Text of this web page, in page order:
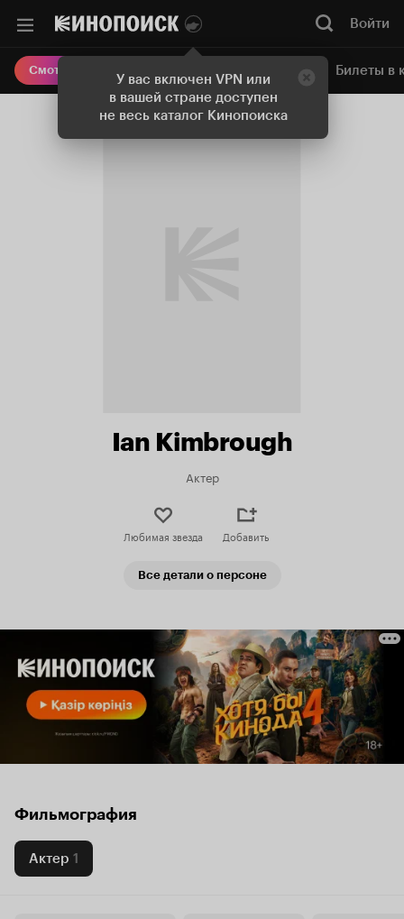
У вас включен VPN или
в вашей стране доступен
не весь каталог Кинопоиска
Войти
Смотреть кино Онлайн-кинотеатр Билеты в
Ian Kimbrough
Актер
Любимая звезда Добавить
Все детали о персоне
Фильмография
Актер 1